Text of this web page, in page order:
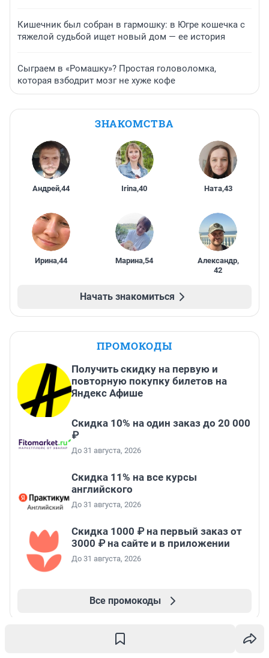
Кишечник был собран в гармошку: в Югре кошечка с
тяжелой судьбой ищет новый дом — ее история
Сыграем в «Ромашку»? Простая головоломка,
которая взбодрит мозг не хуже кофе
ЗНАКОМСТВА
Андрей,44 Irina,40 Ната,43
Ирина,44 Марина,54 Александр,
42
Начать знакомиться
ПРОМОКОДЫ
Получить скидку на первую и
повторную покупку билетов на
Яндекс Афише
Скидка 10% на один заказ до 20 000
₽
До 31 августа, 2026
Скидка 11% на все курсы
английского
До 31 августа, 2026
Скидка 1000 ₽ на первый заказ от
3000 ₽ на сайте и в приложении
До 31 августа, 2026
Все промокоды